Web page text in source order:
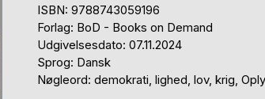
ISBN: 9788743059196
Forlag: BoD - Books on Demand
Udgivelsesdato: 07.11.2024
Sprog: Dansk
Nøgleord: demokrati, lighed, lov, krig,